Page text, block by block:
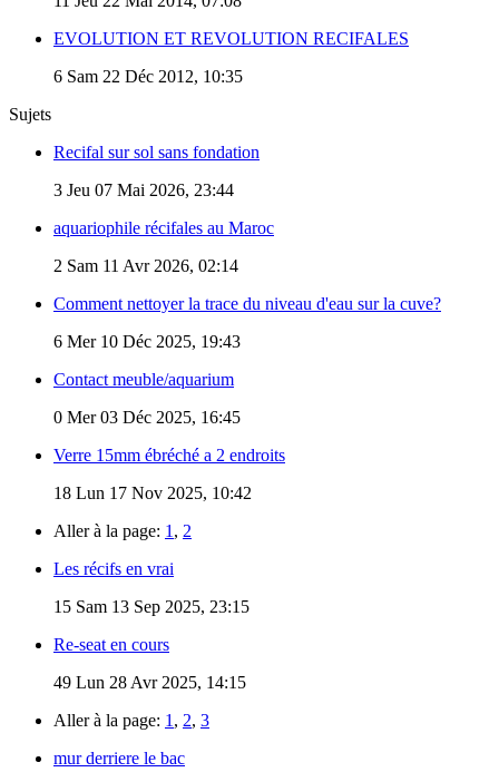
EVOLUTION ET REVOLUTION RECIFALES
6 Sam 22 Déc 2012, 10:35
Sujets
Recifal sur sol sans fondation
3 Jeu 07 Mai 2026, 23:44
aquariophile récifales au Maroc
2 Sam 11 Avr 2026, 02:14
Comment nettoyer la trace du niveau d'eau sur la cuve?
6 Mer 10 Déc 2025, 19:43
Contact meuble/aquarium
0 Mer 03 Déc 2025, 16:45
Verre 15mm ébréché a 2 endroits
18 Lun 17 Nov 2025, 10:42
Aller à la page: 1 , 2
Les récifs en vrai
15 Sam 13 Sep 2025, 23:15
Re-seat en cours
49 Lun 28 Avr 2025, 14:15
Aller à la page: 1 , 2, 3
mur derriere le bac